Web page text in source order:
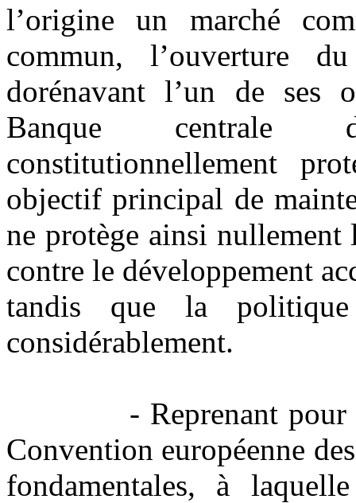
l’origine un marché
commun, l’ouverture
dorénavant l’un de
Banque centrale
constitutionnellement
objectif principal de
ne protège ainsi nullement
contre le développement
tandis que la
considérablement.
- Reprenant pour
Convention européenne
fondamentales, à